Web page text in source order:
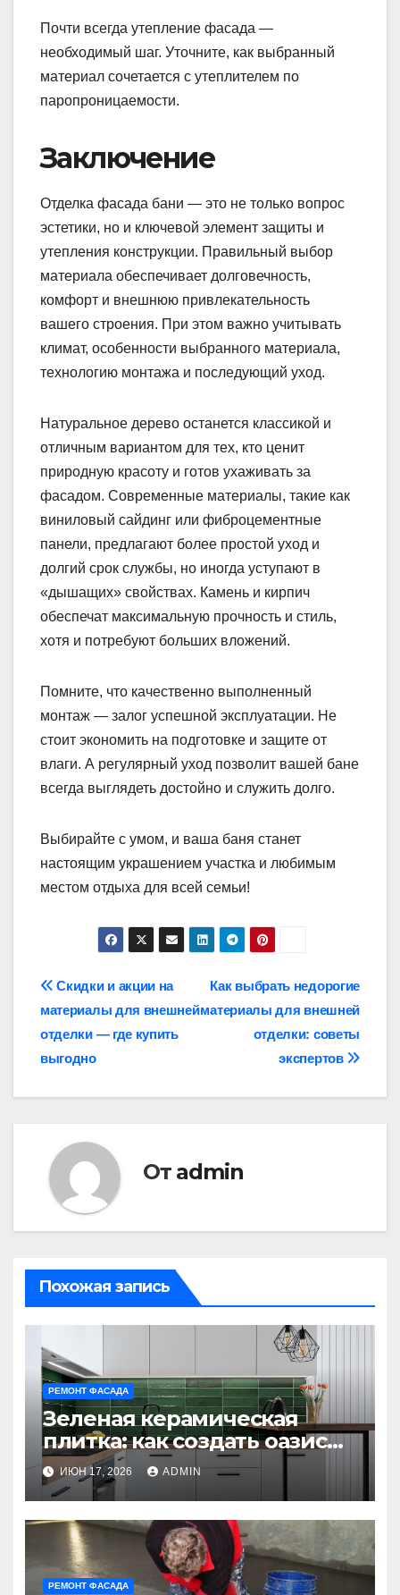
Почти всегда утепление фасада —
необходимый шаг. Уточните, как выбранный
материал сочетается с утеплителем по
паропроницаемости.
Заключение
Отделка фасада бани — это не только вопрос
эстетики, но и ключевой элемент защиты и
утепления конструкции. Правильный выбор
материала обеспечивает долговечность,
комфорт и внешнюю привлекательность
вашего строения. При этом важно учитывать
климат, особенности выбранного материала,
технологию монтажа и последующий уход.
Натуральное дерево останется классикой и
отличным вариантом для тех, кто ценит
природную красоту и готов ухаживать за
фасадом. Современные материалы, такие как
виниловый сайдинг или фиброцементные
панели, предлагают более простой уход и
долгий срок службы, но иногда уступают в
«дышащих» свойствах. Камень и кирпич
обеспечат максимальную прочность и стиль,
хотя и потребуют больших вложений.
Помните, что качественно выполненный
монтаж — залог успешной эксплуатации. Не
стоит экономить на подготовке и защите от
влаги. А регулярный уход позволит вашей бане
всегда выглядеть достойно и служить долго.
Выбирайте с умом, и ваша баня станет
настоящим украшением участка и любимым
местом отдыха для всей семьи!
Навигация
по
записям
Как выбрать недорогие
материалы для внешней
отделки: советы
экспертов
Скидки и акции на
материалы для внешней
отделки — где купить
выгодно
От admin
Похожая запись
РЕМОНТ ФАСАДА
Зеленая керамическая
плитка: как создать оазис
спокойствия в доме
ИЮН 17, 2026 ADMIN
РЕМОНТ ФАСАДА